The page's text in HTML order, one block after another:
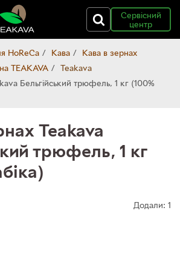
Сервісний
центр
HoReCa Кава
Кава в зернах
TEAKAVA
Teakava
Бельгійський трюфель, 1 кг (100%
Teakava
трюфель, 1 кг
Додали: 1